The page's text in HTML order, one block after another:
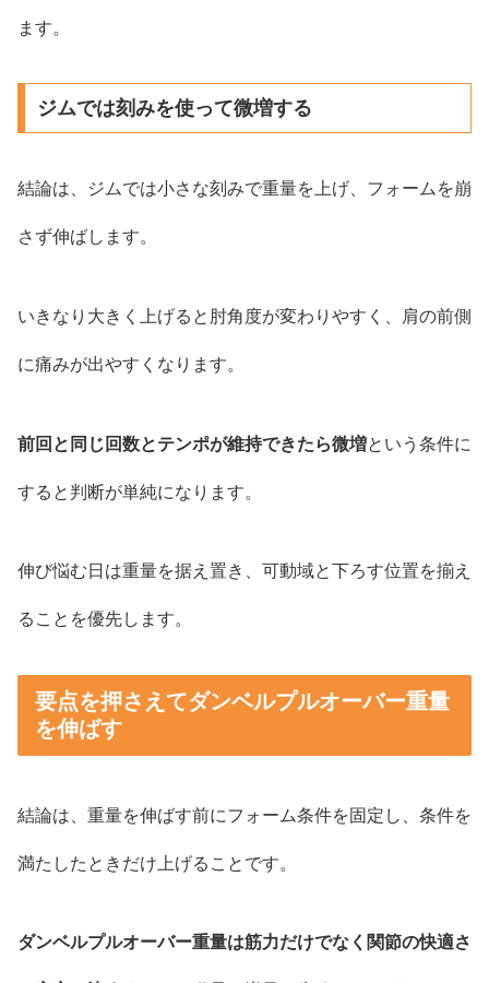
ます。
ジムでは刻みを使って微増する
結論は、ジムでは小さな刻みで重量を上げ、フォームを崩
さず伸ばします。
いきなり大きく上げると肘角度が変わりやすく、肩の前側
に痛みが出やすくなります。
前回と同じ回数とテンポが維持できたら微増という条件に
すると判断が単純になります。
伸び悩む日は重量を据え置き、可動域と下ろす位置を揃え
ることを優先します。
要点を押さえてダンベルプルオーバー重量
を伸ばす
結論は、重量を伸ばす前にフォーム条件を固定し、条件を
満たしたときだけ上げることです。
ダンベルプルオーバー重量は筋力だけでなく関節の快適さ